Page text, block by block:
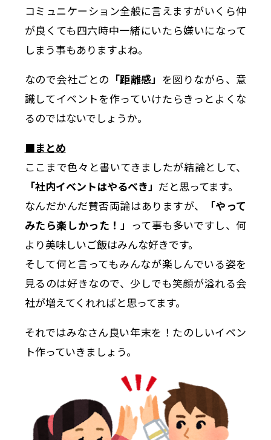
コミュニケーション全般に言えますがいくら仲
が良くても四六時中一緒にいたら嫌いになって
しまう事もありますよね。
なので会社ごとの 「距離感」 を図りながら、意
識してイベントを作っていけたらきっとよくな
るのではないでしょうか。
■まとめ
ここまで色々と書いてきましたが結論として、
「社内イベントはやるべき」 だと思ってます。
なんだかんだ賛否両論はありますが、
「やって
みたら楽しかった！」 って事も多いですし、何
より美味しいご飯はみんな好きです。
そして何と言ってもみんなが楽しんでいる姿を
見るのは好きなので、少しでも笑顔が溢れる会
社が増えてくれればと思ってます。
それではみなさん良い年末を！たのしいイベン
ト作っていきましょう。